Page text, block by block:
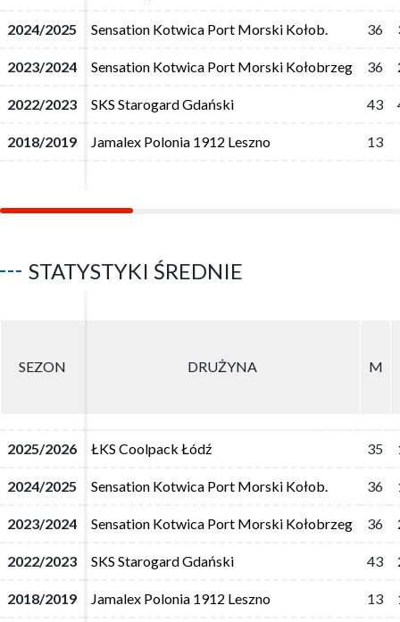
2024/2025 Sensation Kotwica Port Morski Kołob. 36
2023/2024 Sensation Kotwica Port Morski Kołobrzeg 36
2022/2023 SKS Starogard Gdański 43
2018/2019 Jamalex Polonia 1912 Leszno 13
2024/2025 Sensation Kotwica Port Morski Kołob. 36
2023/2024 Sensation Kotwica Port Morski Kołobrzeg 36
2022/2023 SKS Starogard Gdański 43
2018/2019 Jamalex Polonia 1912 Leszno 13
STATYSTYKI ŚREDNIE
SEZON DRUŻYNA M
2025/2026 ŁKS Coolpack Łódź 35
2024/2025 Sensation Kotwica Port Morski Kołob. 36
2023/2024 Sensation Kotwica Port Morski Kołobrzeg 36
2022/2023 SKS Starogard Gdański 43
2018/2019 Jamalex Polonia 1912 Leszno 13
SEZON DRUŻYNA M
2025/2026 ŁKS Coolpack Łódź 35
2024/2025 Sensation Kotwica Port Morski Kołob. 36
2023/2024 Sensation Kotwica Port Morski Kołobrzeg 36
2022/2023 SKS Starogard Gdański 43
2018/2019 Jamalex Polonia 1912 Leszno 13